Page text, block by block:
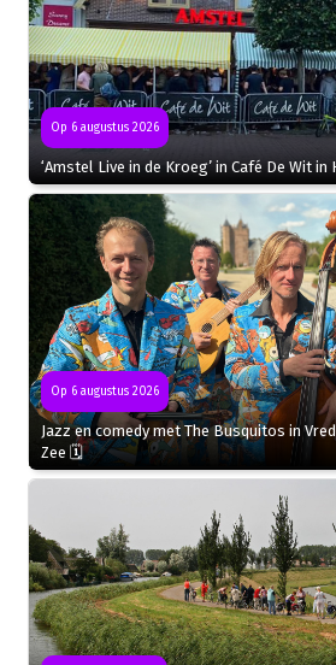
Op 6 augustus 2026
‘Amstel Live in de Kroeg’ in Café De Wit
Op 6 augustus 2026
Jazz en comedy met The Busquitos in
Zee 🗓